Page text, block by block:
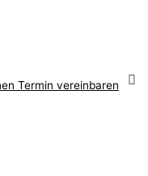
Termin vereinbaren